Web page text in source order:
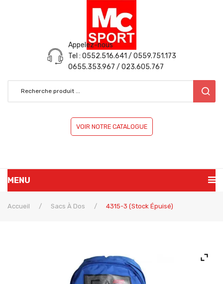
Appelez-nous
Tel : 0552.516.641 / 0559.751.173
0655.353.967 / 023.605.767
VOIR NOTRE CATALOGUE
MENU
ACCUEIL
Accueil / Sacs À Dos / 4315-3 (stock Épuisé)